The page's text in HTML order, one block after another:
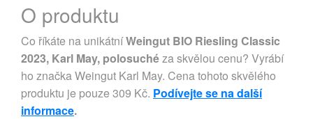
O produktu
Co říkáte na unikátníWeingut BIO Riesling Classic
2023, Karl May, polosuchéza skvělou cenu? Vyrábí
ho značka Weingut Karl May. Cena tohoto skvělého
produktu je pouze 309 Kč. Podívejte se na další
informace.